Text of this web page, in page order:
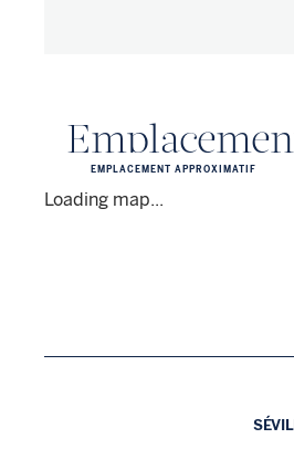
Loading map...
EMPLACEMENT APPROXIMATIF